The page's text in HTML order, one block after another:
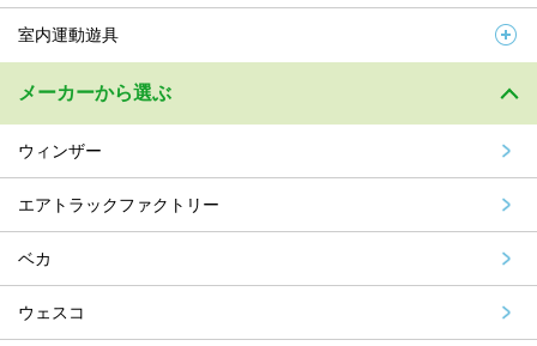
室内運動遊具
メーカーから選ぶ
ウィンザー
エアトラックファクトリー
ベカ
ウェスコ